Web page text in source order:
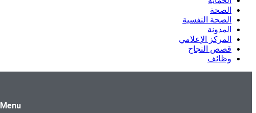
الصحة
الصحة النفسية
المدونة
المركز الإعلامي
قصص النجاح
وظائف
Menu